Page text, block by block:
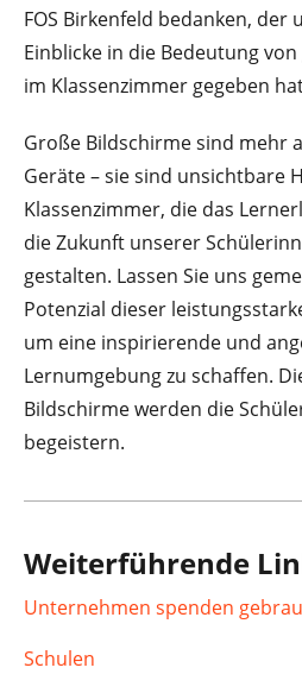
FOS Birkenfeld bedanken, der
Einblicke in die Bedeutung
im Klassenzimmer gegeben
Große Bildschirme sind mehr
Geräte – sie sind unsichtbare
Klassenzimmer, die das
die Zukunft unserer
gestalten. Lassen Sie uns
Potenzial dieser
um eine inspirierende und
Lernumgebung zu schaffen.
Bildschirme werden die
begeistern.
Weiterführende
Unternehmen spenden
Schulen